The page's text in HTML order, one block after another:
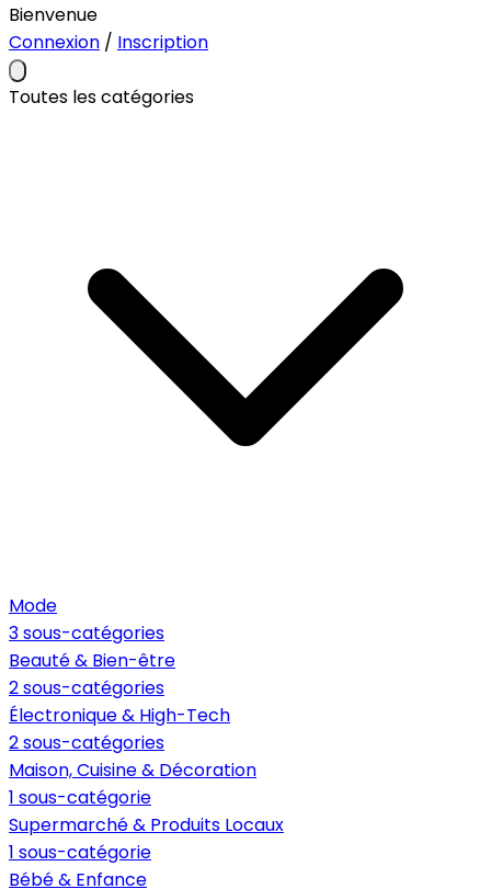
Bienvenue
Connexion / Inscription
Toutes les catégories
Mode
3 sous-catégories
Beauté & Bien-être
2 sous-catégories
Électronique & High-Tech
2 sous-catégories
Maison, Cuisine & Décoration
1 sous-catégorie
Supermarché & Produits Locaux
1 sous-catégorie
Bébé & Enfance